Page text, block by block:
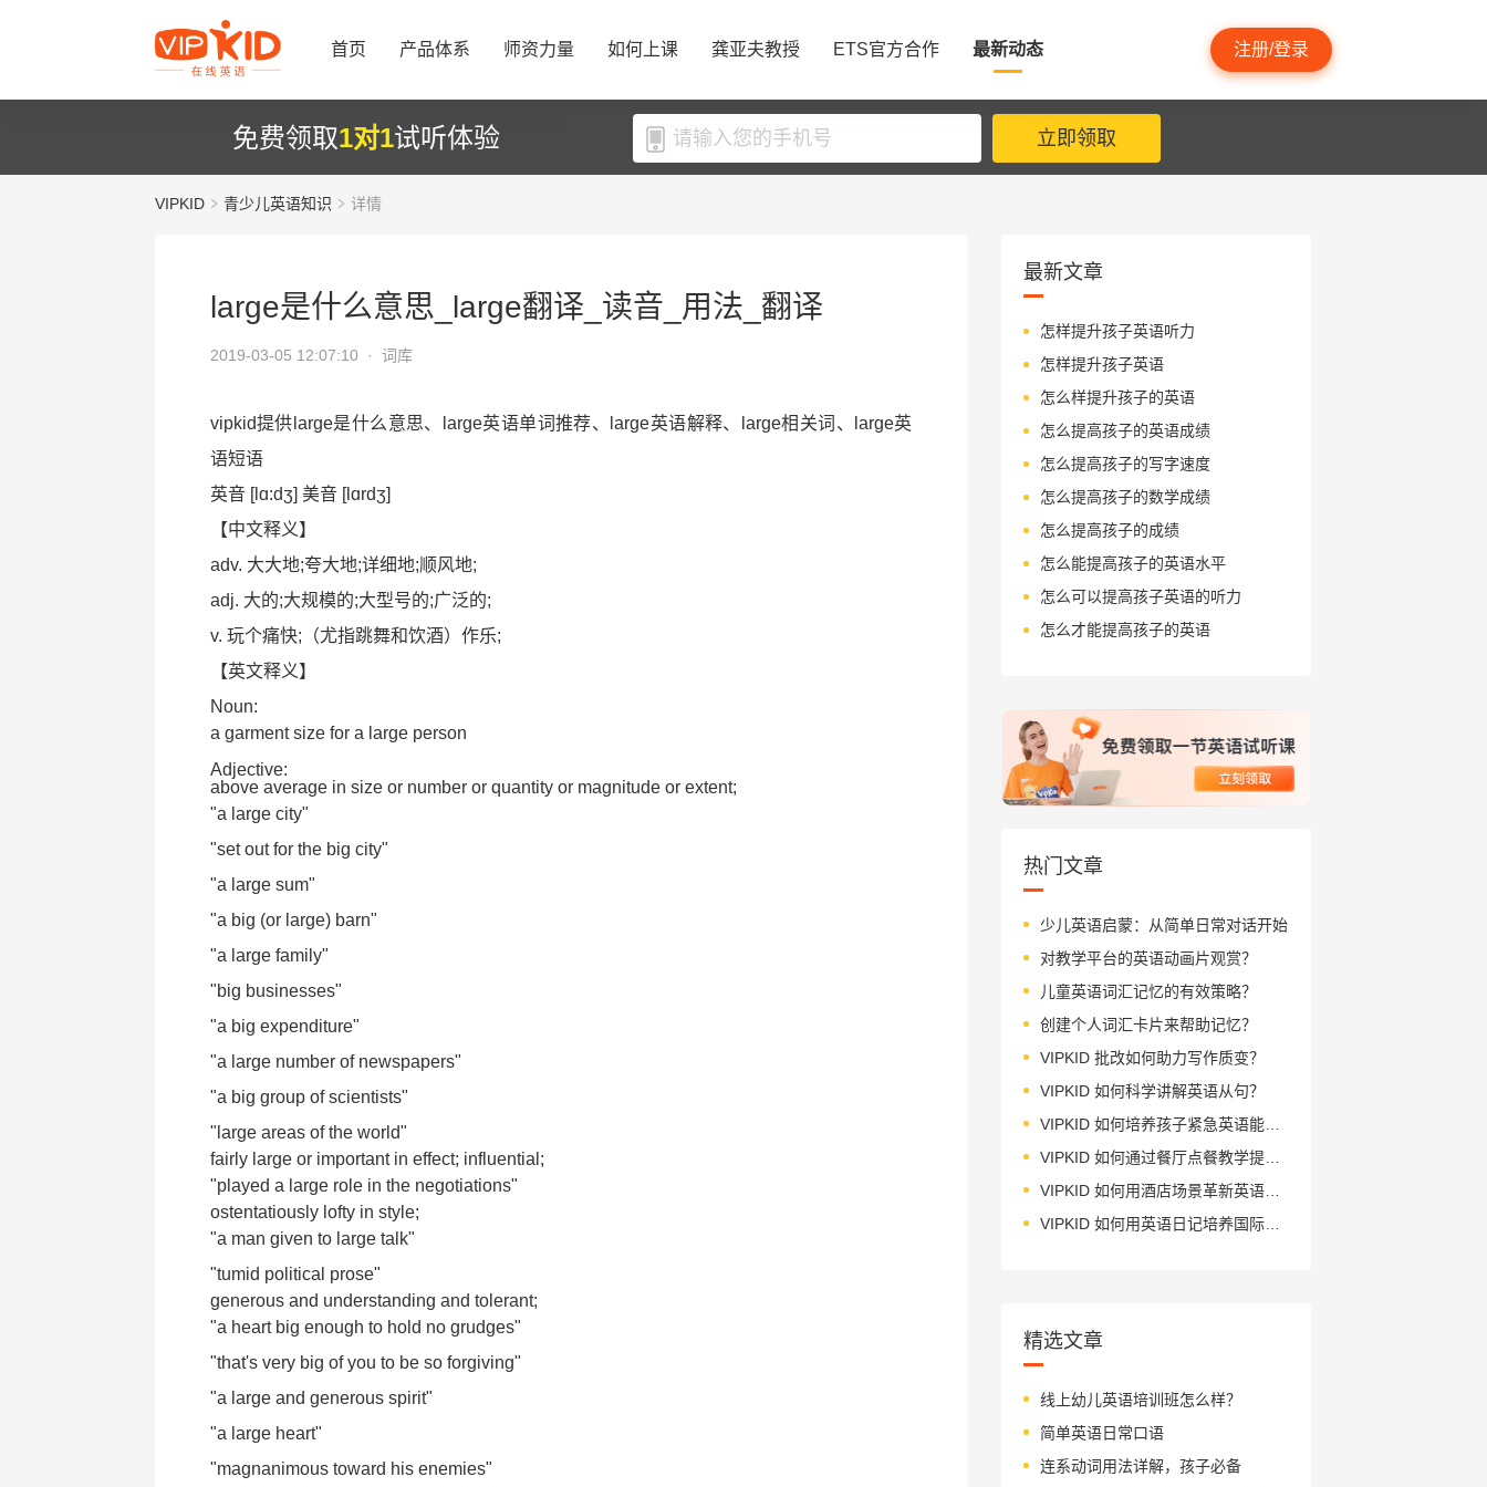
首页 产品体系 师资力量 如何上课 龚亚夫教授 ETS官方合作 最新动态 注册/登录
免费领取1对1试听体验 立即领取
VIPKID 青少儿英语知识 详情
large是什么意思_large翻译_读音_用法_翻译
2019-03-05 12:07:10 · 词库
vipkid提供large是什么意思、large英语单词推荐、large英语解释、large相关词、large英
语短语
英音 [lɑ:dʒ] 美音 [lɑrdʒ]
【中文释义】
adv. 大大地;夸大地;详细地;顺风地;
adj. 大的;大规模的;大型号的;广泛的;
v. 玩个痛快;（尤指跳舞和饮酒）作乐;
【英文释义】
Noun:
a garment size for a large person
Adjective:
above average in size or number or quantity or magnitude or extent;
"a large city"
"set out for the big city"
"a large sum"
"a big (or large) barn"
"a large family"
"big businesses"
"a big expenditure"
"a large number of newspapers"
"a big group of scientists"
"large areas of the world"
fairly large or important in effect; influential;
"played a large role in the negotiations"
ostentatiously lofty in style;
"a man given to large talk"
"tumid political prose"
generous and understanding and tolerant;
"a heart big enough to hold no grudges"
"that's very big of you to be so forgiving"
"a large and generous spirit"
"a large heart"
"magnanimous toward his enemies"
最新文章
怎样提升孩子英语听力
怎样提升孩子英语
怎么样提升孩子的英语
怎么提高孩子的英语成绩
怎么提高孩子的写字速度
怎么提高孩子的数学成绩
怎么提高孩子的成绩
怎么能提高孩子的英语水平
怎么可以提高孩子英语的听力
怎么才能提高孩子的英语
热门文章
少儿英语启蒙：从简单日常对话开始
对教学平台的英语动画片观赏？
儿童英语词汇记忆的有效策略？
创建个人词汇卡片来帮助记忆？
VIPKID 批改如何助力写作质变？
VIPKID 如何科学讲解英语从句？
VIPKID 如何培养孩子紧急英语能力？
VIPKID 如何通过餐厅点餐教学提升少儿英语应用能力？
VIPKID 如何用酒店场景革新英语教学？
VIPKID 如何用英语日记培养国际化人才？
精选文章
线上幼儿英语培训班怎么样？
简单英语日常口语
连系动词用法详解，孩子必备